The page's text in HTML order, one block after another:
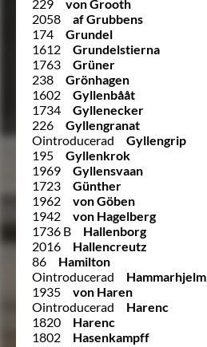
229
von Grooth
2058
af Grubbens
174
Grundel
1612
Grundelstierna
1763
Grüner
238
Grönhagen
1602
Gyllenbååt
1734
Gyllenecker
226
Gyllengranat
Ointroducerad
Gyllengrip
195
Gyllenkrok
1969
Gyllensvaan
1723
Günther
1962
von Göben
1942
von Hagelberg
1736 B
Hallenborg
2016
Hallencreutz
86
Hamilton
Ointroducerad
Hammarhjelm
1935
von Haren
Ointroducerad
Harenc
1820
Harenc
1802
Hasenkampff